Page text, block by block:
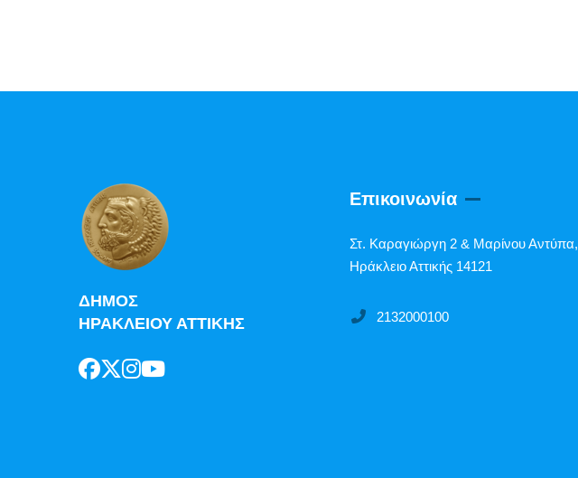
ΔΗΜΟΣ
ΗΡΑΚΛΕΙΟΥ ΑΤΤΙΚΗΣ
Επικοινωνία
Στ. Καραγιώργη 2 & Μαρίνου Αντύπα,
Ηράκλειο Αττικής 14121
2132000100